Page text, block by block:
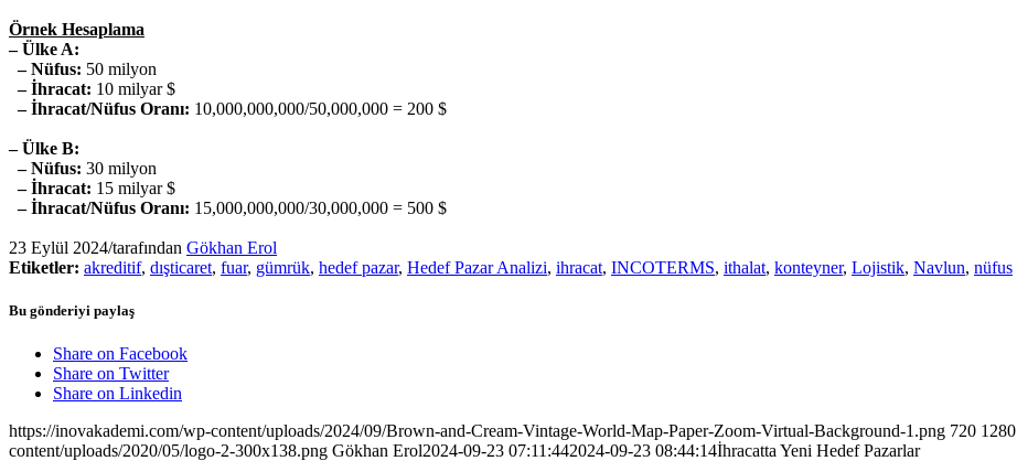
Örnek Hesaplama
– Ülke A:
– Nüfus: 50 milyon
– İhracat: 10 milyar $
– İhracat/Nüfus Oranı: 10,000,000,000/50,000,000 = 200 $
– Ülke B:
– Nüfus: 30 milyon
– İhracat: 15 milyar $
– İhracat/Nüfus Oranı: 15,000,000,000/30,000,000 = 500 $
23 Eylül 2024/tarafından Gökhan Erol
Etiketler: akreditif, dışticaret, fuar, gümrük, hedef pazar, Hedef Pazar Analizi, ihracat, INCOTERMS, ithalat, konteyner, Lojistik, Navlun, nüfus
Bu gönderiyi paylaş
Share on Facebook
Share on Twitter
Share on Linkedin
https://inovakademi.com/wp-content/uploads/2024/09/Brown-and-Cream-Vintage-World-Map-Paper-Zoom-Virtual-Background-1.png 720 1280
content/uploads/2020/05/logo-2-300x138.png Gökhan Erol2024-09-23 07:11:442024-09-23 08:44:14İhracatta Yeni Hedef Pazarlar